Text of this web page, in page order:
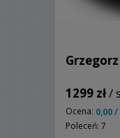
1299 zł/
Ocena: 0,00 /
Poleceń: 7